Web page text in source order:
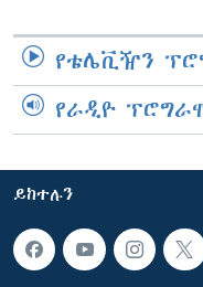
የቴሌቪዥን
የራዲዮ
ይከተሉን